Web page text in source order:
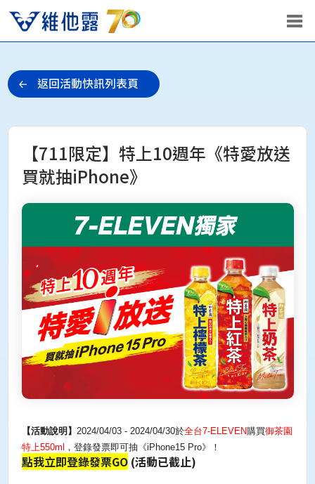
【711限定】特上10週年《特愛放送
買就抽iPhone》
【活動說明】 2024/04/03 - 2024/04/30於全台7-ELEVEN購買御茶園
特上550ml ，登錄發票即可抽《iPhone15 Pro》！
點我立即登錄發票GO(活動已截止)